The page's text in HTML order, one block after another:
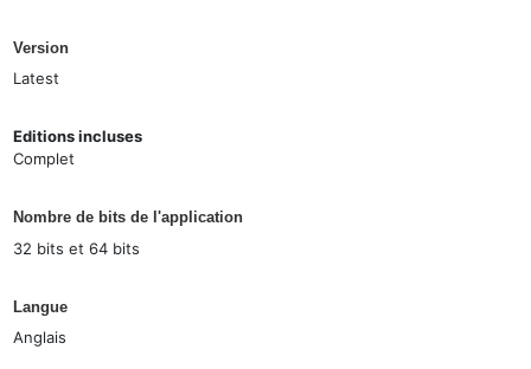
Version
Latest
Editions incluses
Complet
Nombre de bits de l'application
32 bits et 64 bits
Langue
Anglais